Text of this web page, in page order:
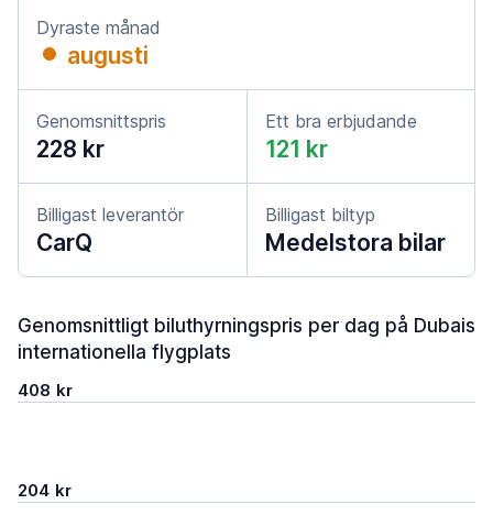
Dyraste månad
augusti
Genomsnittspris
228 kr
Ett bra erbjudande
121 kr
Billigast leverantör
CarQ
Billigast biltyp
Medelstora bilar
Genomsnittligt biluthyrningspris per dag på Dubais
internationella flygplats
408 kr
204 kr